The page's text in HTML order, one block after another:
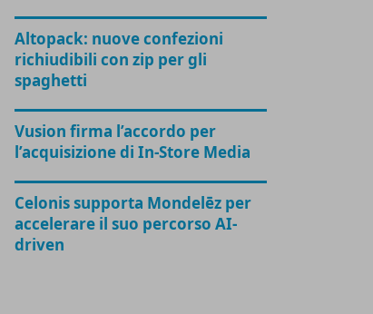
Altopack: nuove confezioni
richiudibili con zip per gli
spaghetti
Vusion firma l’accordo per
l’acquisizione di In-Store Media
Celonis supporta Mondelēz per
accelerare il suo percorso AI-
driven